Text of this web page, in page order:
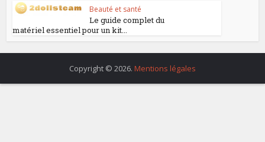
Beauté et santé
Le guide complet du
matériel essentiel pour un kit...
Copyright © 2026. Mentions légales